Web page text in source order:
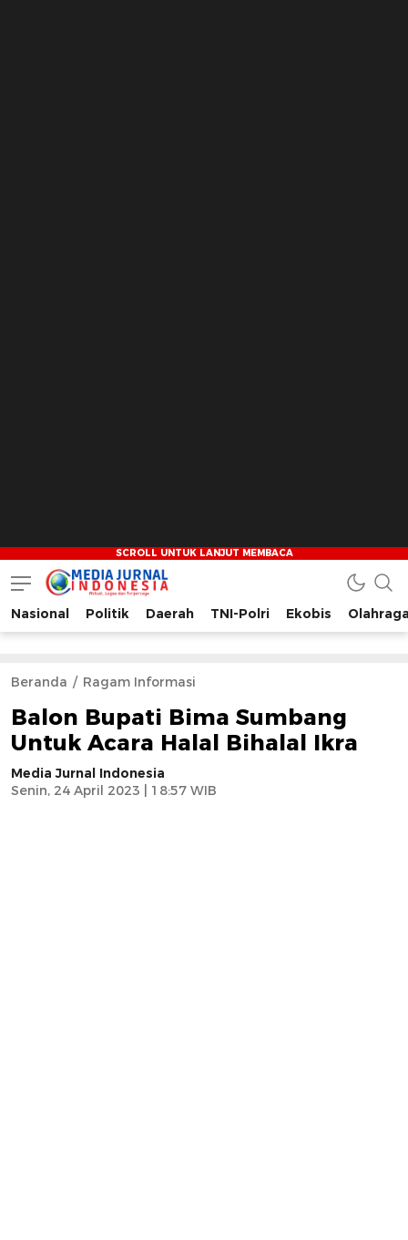
Media Jurnal Indonesia
Bersama Membangun Indonesia
Nasional Politik Daerah TNI-Polri Ekobis
Beranda Ragam Informasi
Balon Bupati Bima Sumbang
Untuk Acara Halal Bihalal Ikra
Media Jurnal Indonesia
Senin, 24 April 2023 | 18:57 WIB